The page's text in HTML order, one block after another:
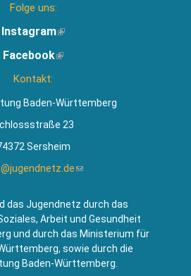
Folge uns:
Instagram(Link
extern)
Facebook(Link
Kontakt:
Baden-Württemberg
23
Sersheim
(Link
Mail)
das Jugendnetz durch das
Arbeit und Gesundheit
und durch das Ministerium für
sowie durch die
Baden-Württemberg.